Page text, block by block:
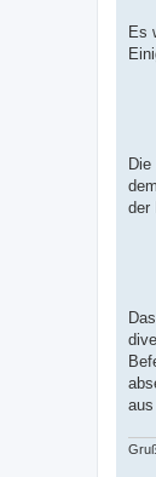
Es
der